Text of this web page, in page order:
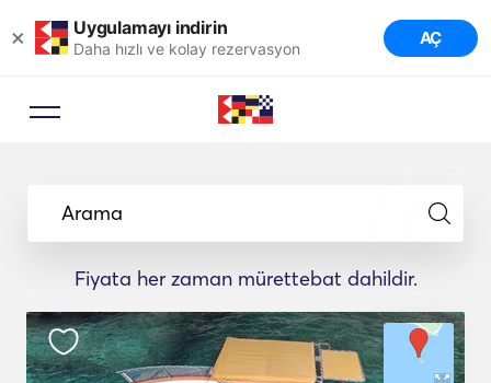
× Uygulamayı indirin
Daha hızlı ve kolay rezervasyon AÇ
Arama
Fiyata her zaman mürettebat dahildir.